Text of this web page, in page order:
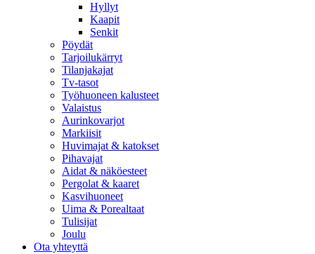
Hyllyt
Kaapit
Senkit
Pöydät
Tarjoilukärryt
Tilanjakajat
Tv-tasot
Työhuoneen kalusteet
Valaistus
Aurinkovarjot
Markiisit
Huvimajat & katokset
Pihavajat
Aidat & näköesteet
Pergolat & kaaret
Kasvihuoneet
Uima & Porealtaat
Tulisijat
Joulu
Ota yhteyttä